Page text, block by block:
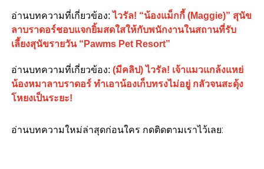
อ่านบทความที่เกี่ยวข้อง:ไวรัล! “น้องแม็กกี้ (Maggie)” สุนัข
ลาบราดอร์ชอบแจกยิ้มสดใสให้กับพนักงานในสถานที่รับ
เลี้ยงสุนัขรายวัน “Pawms Pet Resort”
อ่านบทความที่เกี่ยวข้อง: (มีคลิป) ไวรัล! เจ้าแมวแกล้งแหย่
น้องหมาลาบราดอร์ ทำเอาน้องเก็บทรงไม่อยู่ กลัวจนสะดุ้ง
โหยงเป็นระยะ!
อ่านบทความใหม่ล่าสุดก่อนใคร กดติดตามเราไว้เลย: